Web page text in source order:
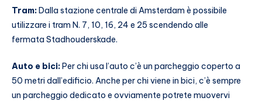
Tram:Dalla stazione centrale di Amsterdam è possibile
utilizzare i tram N. 7, 10, 16, 24 e 25 scendendo alle
fermata Stadhouderskade.
Auto e bici:Per chi usa l’auto c’è un parcheggio coperto a
50 metri dall’edificio. Anche per chi viene in bici, c’è sempre
un parcheggio dedicato e ovviamente potrete muovervi